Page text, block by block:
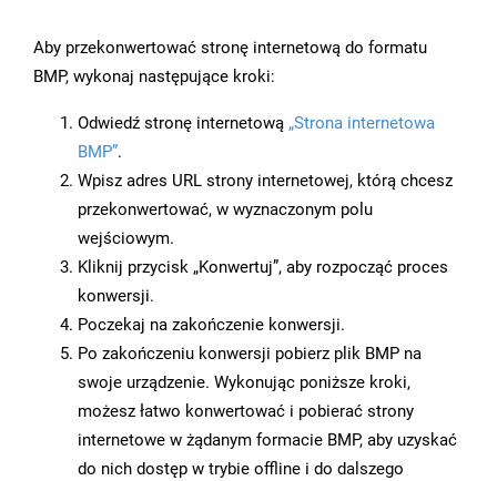
Aby przekonwertować stronę internetową do formatu
BMP, wykonaj następujące kroki:
Odwiedź stronę internetową „Strona internetowa
BMP”.
Wpisz adres URL strony internetowej, którą chcesz
przekonwertować, w wyznaczonym polu
wejściowym.
Kliknij przycisk „Konwertuj”, aby rozpocząć proces
konwersji.
Poczekaj na zakończenie konwersji.
Po zakończeniu konwersji pobierz plik BMP na
swoje urządzenie. Wykonując poniższe kroki,
możesz łatwo konwertować i pobierać strony
internetowe w żądanym formacie BMP, aby uzyskać
do nich dostęp w trybie offline i do dalszego